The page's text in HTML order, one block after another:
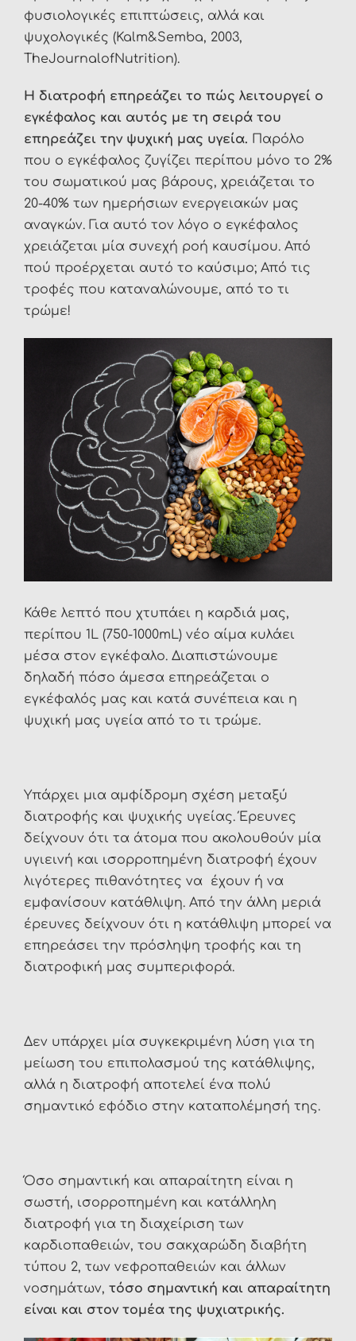
φυσιολογικές επιπτώσεις, αλλά και
ψυχολογικές (Kalm&Semba, 2003,
TheJournalofNutrition).
Η διατροφή επηρεάζει το πώς λειτουργεί ο
εγκέφαλος και αυτός με τη σειρά του
επηρεάζει την ψυχική μας υγεία. Παρόλο
που ο εγκέφαλος ζυγίζει περίπου μόνο το 2%
του σωματικού μας βάρους, χρειάζεται το
20-40% των ημερήσιων ενεργειακών μας
αναγκών. Για αυτό τον λόγο ο εγκέφαλος
χρειάζεται μία συνεχή ροή καυσίμου. Από
πού προέρχεται αυτό το καύσιμο; Από τις
τροφές που καταναλώνουμε, από το τι
τρώμε!
Κάθε λεπτό που χτυπάει η καρδιά μας,
περίπου 1L (750-1000mL) νέο αίμα κυλάει
μέσα στον εγκέφαλο. Διαπιστώνουμε
δηλαδή πόσο άμεσα επηρεάζεται ο
εγκέφαλός μας και κατά συνέπεια και η
ψυχική μας υγεία από το τι τρώμε.
Υπάρχει μια αμφίδρομη σχέση μεταξύ
διατροφής και ψυχικής υγείας. Έρευνες
δείχνουν ότι τα άτομα που ακολουθούν μία
υγιεινή και ισορροπημένη διατροφή έχουν
λιγότερες πιθανότητες να έχουν ή να
εμφανίσουν κατάθλιψη. Από την άλλη μεριά
έρευνες δείχνουν ότι η κατάθλιψη μπορεί να
επηρεάσει την πρόσληψη τροφής και τη
διατροφική μας συμπεριφορά.
Δεν υπάρχει μία συγκεκριμένη λύση για τη
μείωση του επιπολασμού της κατάθλιψης,
αλλά η διατροφή αποτελεί ένα πολύ
σημαντικό εφόδιο στην καταπολέμησή της.
Όσο σημαντική και απαραίτητη είναι η
σωστή, ισορροπημένη και κατάλληλη
διατροφή για τη διαχείριση των
καρδιοπαθειών, του σακχαρώδη διαβήτη
τύπου 2, των νεφροπαθειών και άλλων
νοσημάτων, τόσο σημαντική και απαραίτητη
είναι και στον τομέα της ψυχιατρικής.